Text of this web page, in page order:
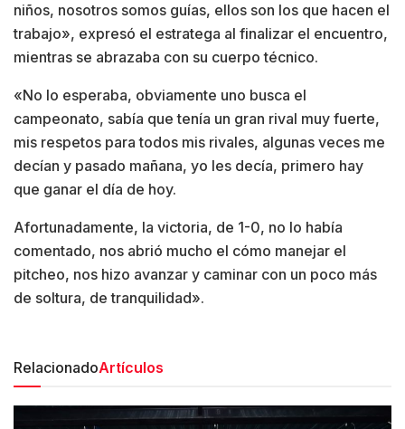
niños, nosotros somos guías, ellos son los que hacen el
trabajo», expresó el estratega al finalizar el encuentro,
mientras se abrazaba con su cuerpo técnico.
«No lo esperaba, obviamente uno busca el
campeonato, sabía que tenía un gran rival muy fuerte,
mis respetos para todos mis rivales, algunas veces me
decían y pasado mañana, yo les decía, primero hay
que ganar el día de hoy.
Afortunadamente, la victoria, de 1-0, no lo había
comentado, nos abrió mucho el cómo manejar el
pitcheo, nos hizo avanzar y caminar con un poco más
de soltura, de tranquilidad».
RelacionadoArtículos